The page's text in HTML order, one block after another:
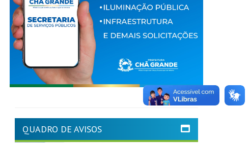
QUADRO DE AVISOS